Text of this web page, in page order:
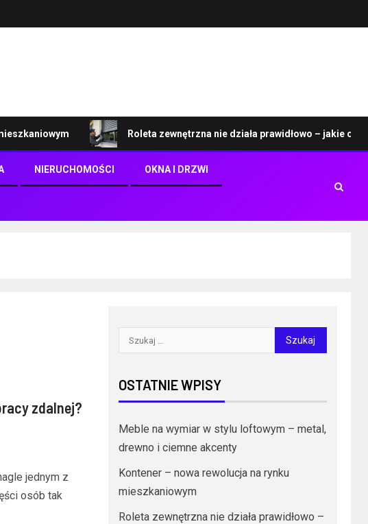
Roleta zewnętrzna nie działa prawidłowo – jakie objawy
NIERUCHOMOŚCI OKNA I DRZWI
zdalnej?
jednym z
osób tak
OSTATNIE WPISY
Meble na wymiar w stylu loftowym – metal,
drewno i ciemne akcenty
Kontener – nowa rewolucja na rynku
mieszkaniowym
Roleta zewnętrzna nie działa prawidłowo –